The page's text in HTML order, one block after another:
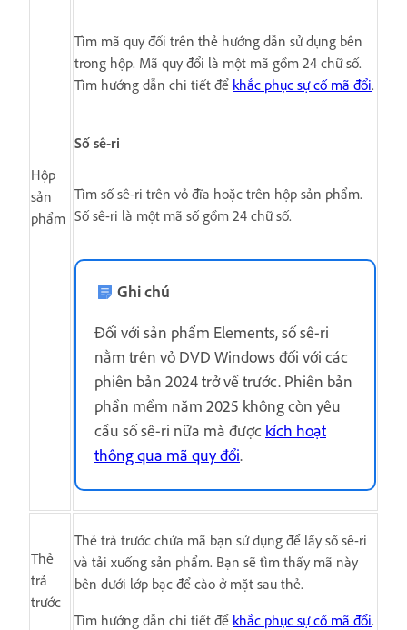
Hộp
sản
phẩm
Tìm mã quy đổi trên thẻ hướng dẫn sử dụng bên
trong hộp. Mã quy đổi là một mã gồm 24 chữ số.
Tìm hướng dẫn chi tiết để khắc phục sự cố mã đổi.
Số sê-ri
Tìm số sê-ri trên vỏ đĩa hoặc trên hộp sản phẩm.
Số sê-ri là một mã số gồm 24 chữ số.
Ghi chú
Đối với sản phẩm Elements, số sê-ri
nằm trên vỏ DVD Windows đối với các
phiên bản 2024 trở về trước. Phiên bản
phần mềm năm 2025 không còn yêu
cầu số sê-ri nữa mà được kích hoạt
thông qua mã quy đổi.
Thẻ
trả
trước
Thẻ trả trước chứa mã bạn sử dụng để lấy số sê-ri
và tải xuống sản phẩm. Bạn sẽ tìm thấy mã này
bên dưới lớp bạc để cào ở mặt sau thẻ.
Tìm hướng dẫn chi tiết để khắc phục sự cố mã đổi.